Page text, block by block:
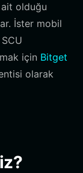
ait olduğu
İster mobil
için Bitget
olarak